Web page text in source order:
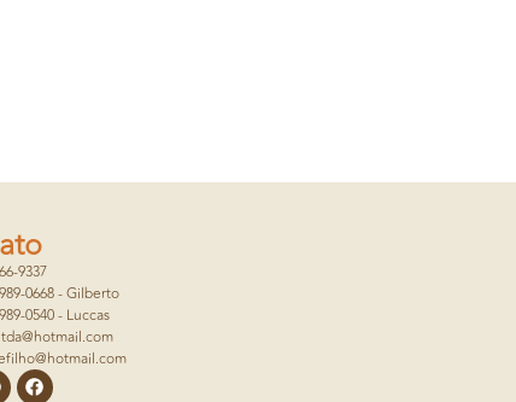
9337
0668 - Gilberto
0540 - Luccas